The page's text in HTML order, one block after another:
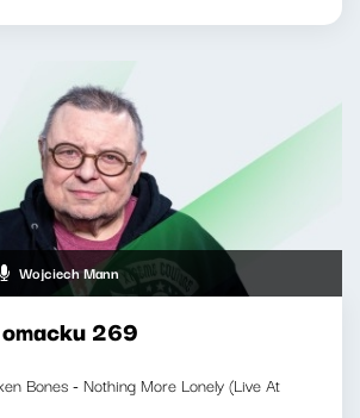
Wojciech Mann
269
Bones - Nothing More Lonely (Live At